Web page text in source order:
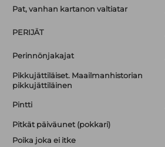
Pat, vanhan kartanon valtiatar
PERIJÄT
Perinnönjakajat
Pikkujättiläiset. Maailmanhistorian
pikkujättiläinen
Pintti
Pitkät päiväunet (pokkari)
Poika joka ei itke